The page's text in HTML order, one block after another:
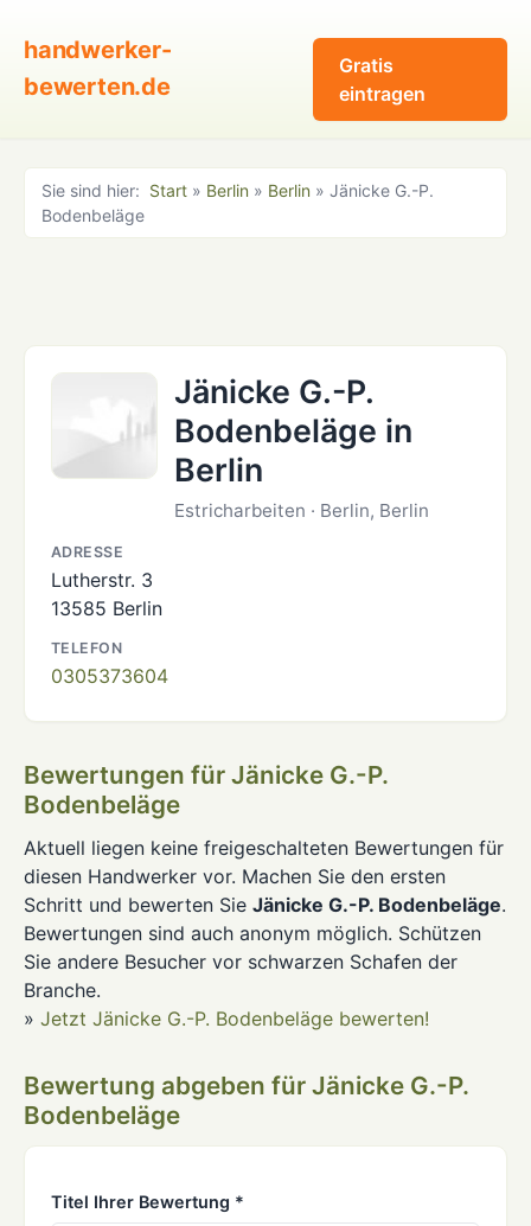
handwerker-
bewerten.de
Gratis
eintragen
Sie sind hier: Start » Berlin » Berlin » Jänicke G.-P.
Bodenbeläge
Jänicke G.-P.
Bodenbeläge in
Berlin
Estricharbeiten · Berlin, Berlin
ADRESSE
Lutherstr. 3
13585 Berlin
TELEFON
0305373604
Bewertungen für Jänicke G.-P.
Bodenbeläge
Aktuell liegen keine freigeschalteten Bewertungen für
diesen Handwerker vor. Machen Sie den ersten
Schritt und bewerten Sie Jänicke G.-P. Bodenbeläge.
Bewertungen sind auch anonym möglich. Schützen
Sie andere Besucher vor schwarzen Schafen der
Branche.
» Jetzt Jänicke G.-P. Bodenbeläge bewerten!
Bewertung abgeben für Jänicke G.-P.
Bodenbeläge
Titel Ihrer Bewertung *